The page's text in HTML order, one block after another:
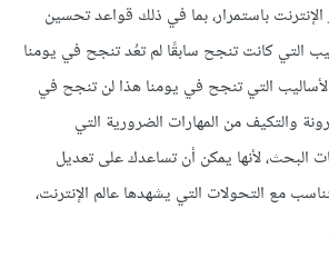
باستمرار، بما في ذلك قواعد تحسين
التي كانت تنجح سابقًا لم تعُد تنجح في يومنا
التي تنجح في يومنا هذا لن تنجح في
والتكيف من المهارات الضرورية التي
البحث، لأنها يمكن أن تساعدك على تعديل
مع التحولات التي يشهدها عالم الإنترنت،